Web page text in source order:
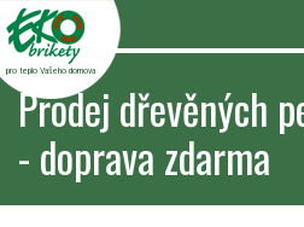
pro teplo Vašeho domova
Prodej dřevěných
- doprava zdarma